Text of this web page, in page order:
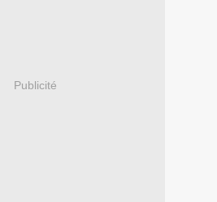
Publicité